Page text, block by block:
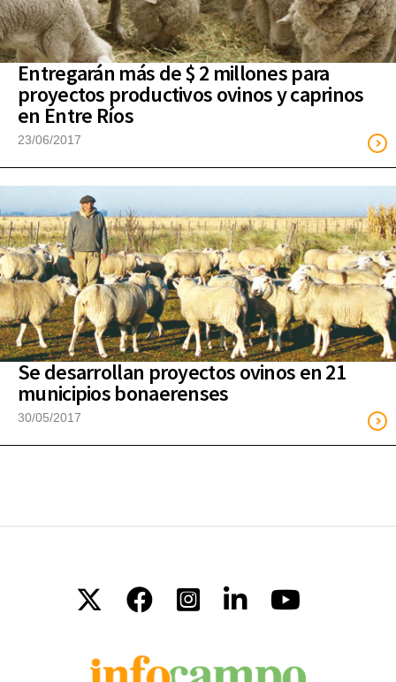
Entregarán más de $ 2 millones para
proyectos productivos ovinos y caprinos
en Entre Ríos
23/06/2017
Se desarrollan proyectos ovinos en 21
municipios bonaerenses
30/05/2017